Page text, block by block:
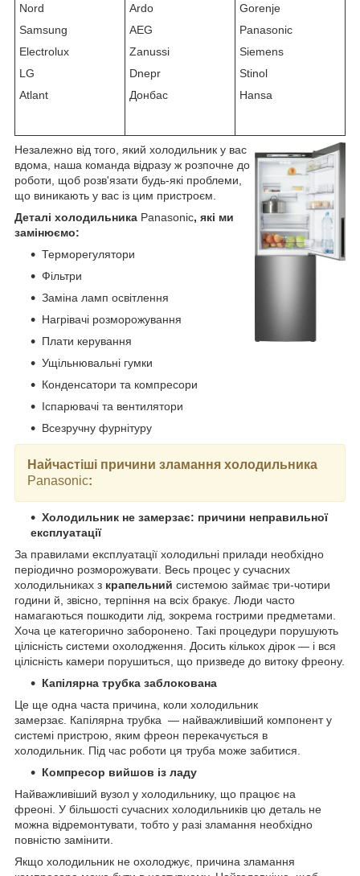
Nord
Samsung
Electrolux
LG
Atlant
Ardo
AEG
Zanussi
Dnepr
Донбас
Gorenje
Panasonic
Siemens
Stinol
Hansa
Незалежно від того, який холодильник у вас
вдома, наша команда відразу ж розпочне до
роботи, щоб розв'язати будь-які проблеми,
що виникають у вас із цим пристроєм.
Деталі холодильника Panasonic, які ми
замінюємо:
Терморегулятори
Фільтри
Заміна ламп освітлення
Нагрівачі розморожування
Плати керування
Ущільнювальні гумки
Конденсатори та компресори
Іспарювачі та вентилятори
Всезручну фурнітуру
Найчастіші причини зламання холодильника
Panasonic:
Холодильник не замерзає: причини неправильної
експлуатації
За правилами експлуатації холодильні прилади необхідно
періодично розморожувати. Весь процес у сучасних
холодильниках з крапельний системою займає три-чотири
години й, звісно, терпіння на всіх бракує. Люди часто
намагаються пошкодити лід, зокрема гострими предметами.
Хоча це категорично заборонено. Такі процедури порушують
цілісність системи охолодження. Досить кількох дірок — і вся
цілісність камери порушиться, що призведе до витоку фреону.
Капілярна трубка заблокована
Це ще одна часта причина, коли холодильник
замерзає. Капілярна трубка — найважливіший компонент у
системі пристрою, яким фреон перекачується в
холодильник. Під час роботи ця труба може забитися.
Компресор вийшов із ладу
Найважливіший вузол у холодильнику, що працює на
фреоні. У більшості сучасних холодильників цю деталь не
можна відремонтувати, тобто у разі зламання необхідно
повністю замінити.
Якщо холодильник не охолоджує, причина зламання